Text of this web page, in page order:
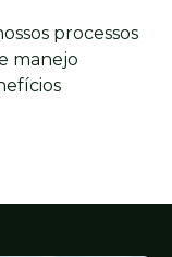
processos
manejo